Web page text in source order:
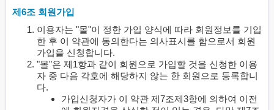
제6조 회원가입
이용자는 "몰"이 정한 가입 양식에 따라 회원정보를 기입
한 후 이 약관에 동의한다는 의사표시를 함으로서 회원
가입을 신청합니다.
"몰"은 제1항과 같이 회원으로 가입할 것을 신청한 이용
자 중 다음 각호에 해당하지 않는 한 회원으로 등록합니
다.
가입신청자가 이 약관 제7조제3항에 의하여 이전